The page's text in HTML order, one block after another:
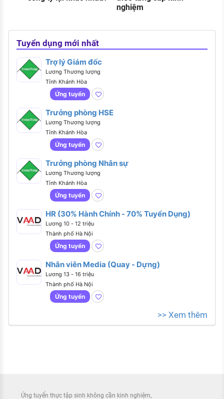
Tuyển dụng mới nhất
Trợ lý Giám đốc
Lương Thương lượng
Tỉnh Khánh Hòa
Ứng tuyển
Trưởng phòng HSE
Lương Thương lượng
Tỉnh Khánh Hòa
Ứng tuyển
Trưởng phòng Nhân sự
Lương Thương lượng
Tỉnh Khánh Hòa
Ứng tuyển
HR (30% Hành Chính - 70% Tuyển Dụng)
Lương 10 - 12 triệu
Thành phố Hà Nội
Ứng tuyển
Nhân viên Media (Quay - Dựng)
Lương 13 - 16 triệu
Thành phố Hà Nội
Ứng tuyển
>> Xem thêm
Ứng tuyển thực tập sinh không cần kinh nghiệm